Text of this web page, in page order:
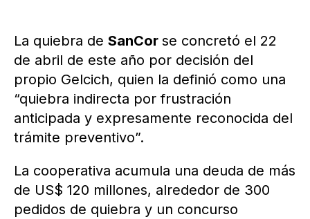
La quiebra de SanCor se concretó el 22
de abril de este año por decisión del
propio Gelcich, quien la definió como una
“quiebra indirecta por frustración
anticipada y expresamente reconocida del
trámite preventivo”.
La cooperativa acumula una deuda de más
de US$ 120 millones, alrededor de 300
pedidos de quiebra y un concurso